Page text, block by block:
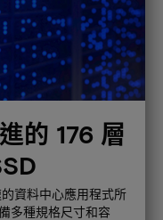
的 176 層
資料中心應用程式所
多種規格尺寸和容